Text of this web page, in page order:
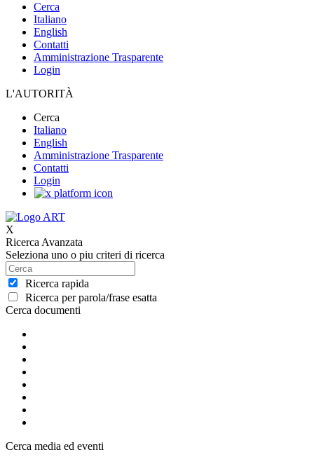
Cerca
Italiano
English
Contatti
Amministrazione Trasparente
Login
L'AUTORITÀ
Cerca
Italiano
English
Amministrazione Trasparente
Contatti
Login
X
Ricerca Avanzata
Seleziona uno o piu criteri di ricerca
Ricerca rapida
Ricerca per parola/frase esatta
Cerca documenti
Cerca media ed eventi